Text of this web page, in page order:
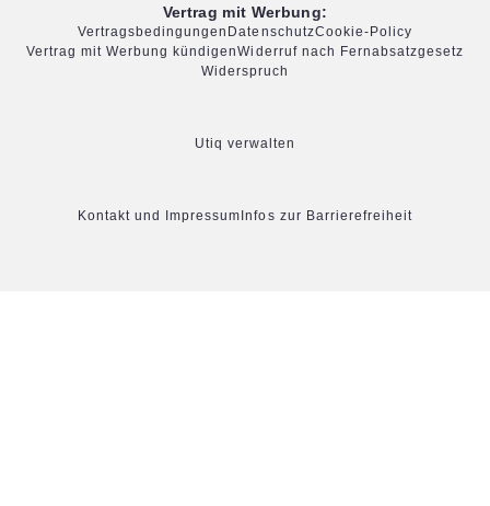
Vertrag mit Werbung:
Vertragsbedingungen DatenschutzCookie-Policy
Vertrag mit Werbung kündigenWiderruf nach Fernabsatzgesetz
Widerspruch
Utiq verwalten
Kontakt und Impressum Infos zur Barrierefreiheit